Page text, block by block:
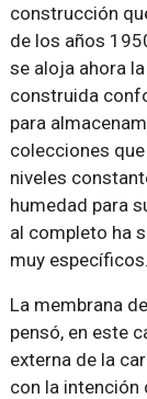
construcción
de los años
se aloja ahora
construida
para
colecciones
niveles
humedad para
al completo ha
muy específicos.
La membrana
pensó, en este
externa de la
con la intención